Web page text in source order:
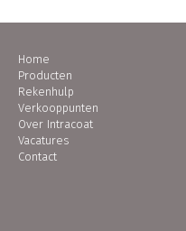
Home
Producten
Rekenhulp
Verkooppunten
Over Intracoat
Vacatures
Contact